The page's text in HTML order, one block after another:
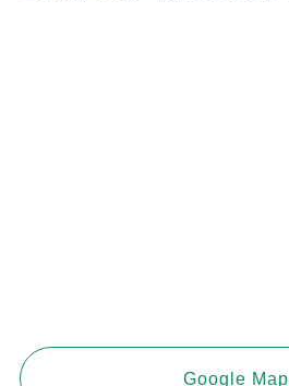
Google Map